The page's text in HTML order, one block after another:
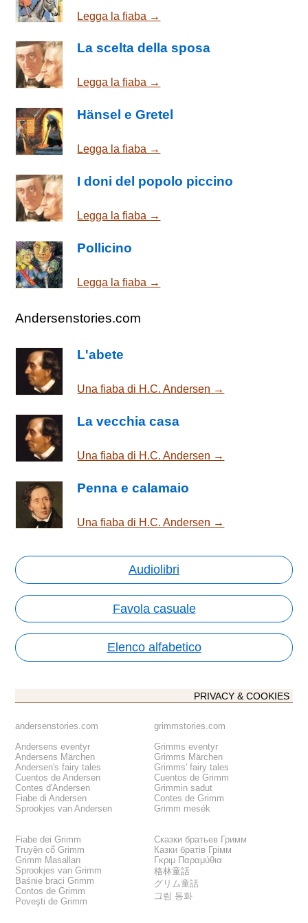
Legga la fiaba →
La scelta della sposa
Legga la fiaba →
Hänsel e Gretel
Legga la fiaba →
I doni del popolo piccino
Legga la fiaba →
Pollicino
Legga la fiaba →
Andersenstories.com
L'abete
Una fiaba di H.C. Andersen →
La vecchia casa
Una fiaba di H.C. Andersen →
Penna e calamaio
Una fiaba di H.C. Andersen →
Audiolibri
Favola casuale
Elenco alfabetico
PRIVACY & COOKIES
andersenstories.com
Andersens eventyr
Andersens Märchen
Andersen's fairy tales
Cuentos de Andersen
Contes d'Andersen
Fiabe di Andersen
Sprookjes van Andersen
grimmstories.com
Grimms eventyr
Grimms Märchen
Grimms' fairy tales
Cuentos de Grimm
Grimmin sadut
Contes de Grimm
Grimm mesék
Fiabe dei Grimm
Truyện cổ Grimm
Grimm Masalları
Sprookjes van Grimm
Baśnie braci Grimm
Contos de Grimm
Poveşti de Grimm
Сказки братьев Гримм
Казки братів Грімм
Γκριμ Παραμύθια
格林童話
グリム童話
그림 동화